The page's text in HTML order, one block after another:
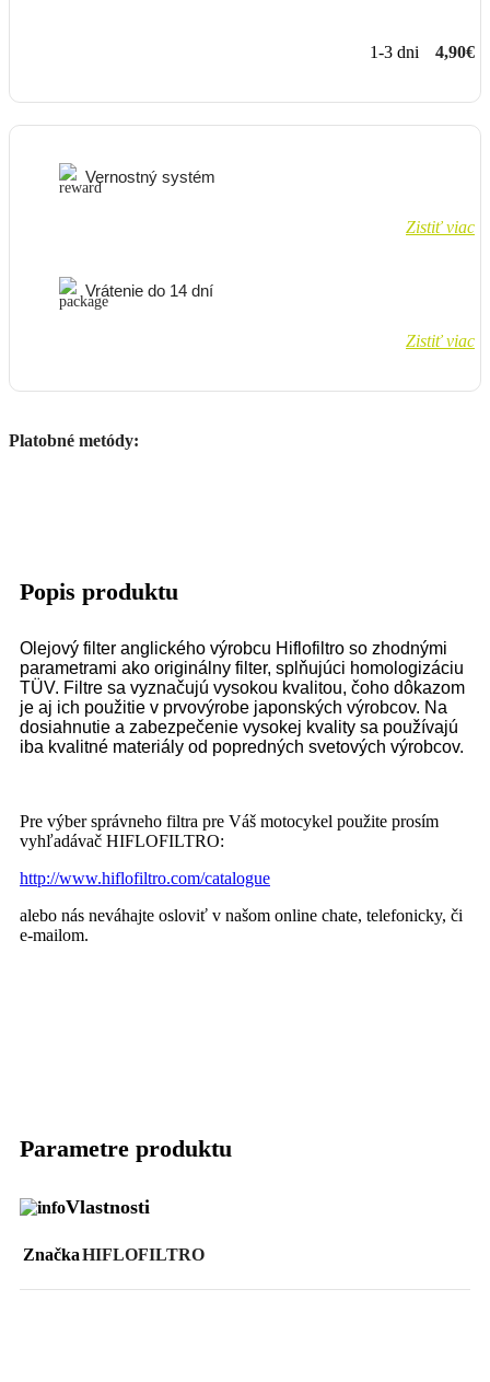
1-3 dni 4,90€
Vernostný systém
Zistiť viac
Vrátenie do 14 dní
Zistiť viac
Platobné metódy:
Popis produktu
Olejový filter anglického výrobcu Hiflofiltro so zhodnými
parametrami ako originálny filter, splňujúci homologizáciu
TÜV. Filtre sa vyznačujú vysokou kvalitou, čoho dôkazom
je aj ich použitie v prvovýrobe japonských výrobcov. Na
dosiahnutie a zabezpečenie vysokej kvality sa používajú
iba kvalitné materiály od popredných svetových výrobcov.
Pre výber správneho filtra pre Váš motocykel použite prosím
vyhľadávač HIFLOFILTRO:
http://www.hiflofiltro.com/catalogue
alebo nás neváhajte osloviť v našom online chate, telefonicky, či
e-mailom.
Parametre produktu
Vlastnosti
ZnačkaHIFLOFILTRO